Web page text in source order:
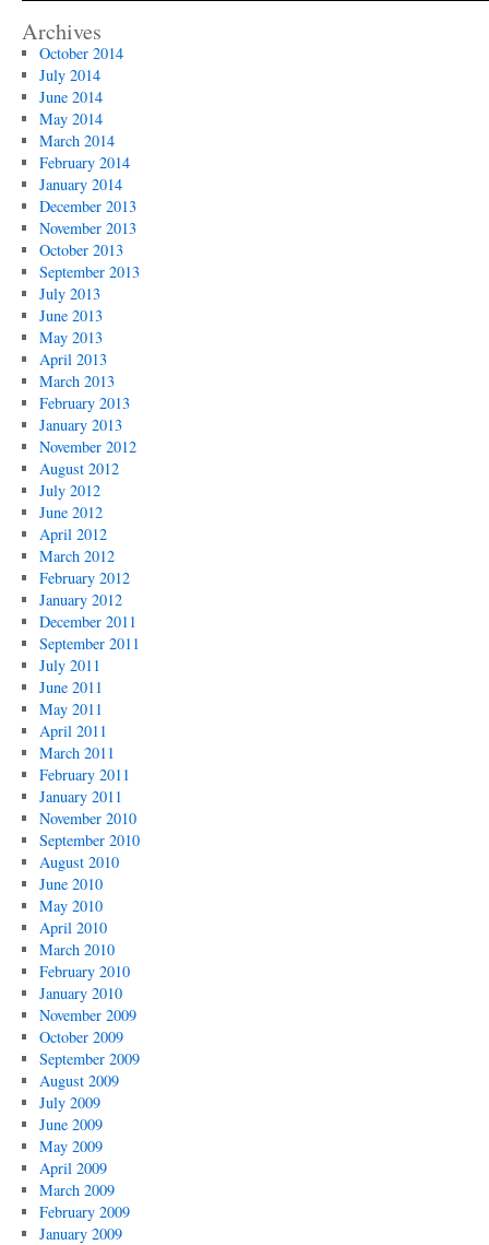
Archives
October 2014
July 2014
June 2014
May 2014
March 2014
February 2014
January 2014
December 2013
November 2013
October 2013
September 2013
July 2013
June 2013
May 2013
April 2013
March 2013
February 2013
January 2013
November 2012
August 2012
July 2012
June 2012
April 2012
March 2012
February 2012
January 2012
December 2011
September 2011
July 2011
June 2011
May 2011
April 2011
March 2011
February 2011
January 2011
November 2010
September 2010
August 2010
June 2010
May 2010
April 2010
March 2010
February 2010
January 2010
November 2009
October 2009
September 2009
August 2009
July 2009
June 2009
May 2009
April 2009
March 2009
February 2009
January 2009